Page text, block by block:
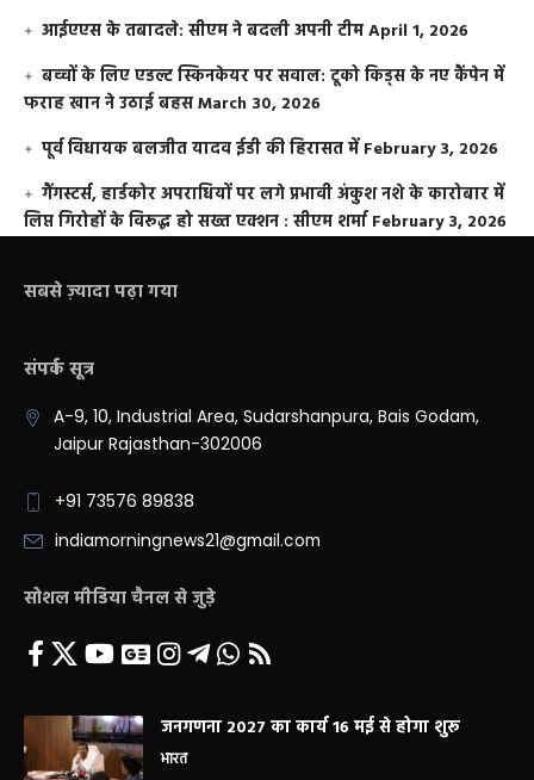
आईएएस के तबादले: सीएम ने बदली अपनी टीमApril 1, 2026
बच्चों के लिए एडल्ट स्किनकेयर पर सवाल: टूको किड्स के नए कैंपेन में
फराह खान ने उठाई बहसMarch 30, 2026
पूर्व विधायक बलजीत यादव ईडी की हिरासत में February 3, 2026
गैंगस्टर्स, हार्डकोर अपराधियों पर लगे प्रभावी अंकुश नशे के कारोबार में
लिप्त गिरोहों के विरूद्ध हो सख्त एक्शन : सीएम शर्मा February 3, 2026
सबसे ज़्यादा पढ़ा गया
संपर्क सूत्र
A-9, 10, Industrial Area, Sudarshanpura, Bais Godam,
Jaipur Rajasthan-302006
+91 73576 89838
indiamorningnews21@gmail.com
सोशल मीडिया चैनल से जुड़े
जनगणना 2027 का कार्य 16 मई से होगा शुरू
भारत